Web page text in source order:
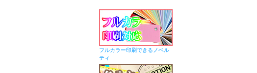
フルカラー印刷できるノベル
ティ